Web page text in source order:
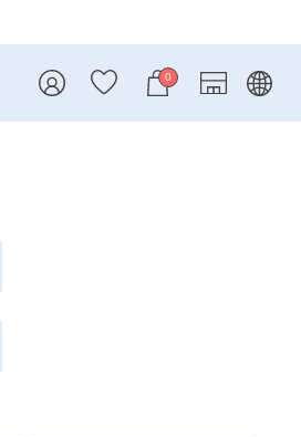
0